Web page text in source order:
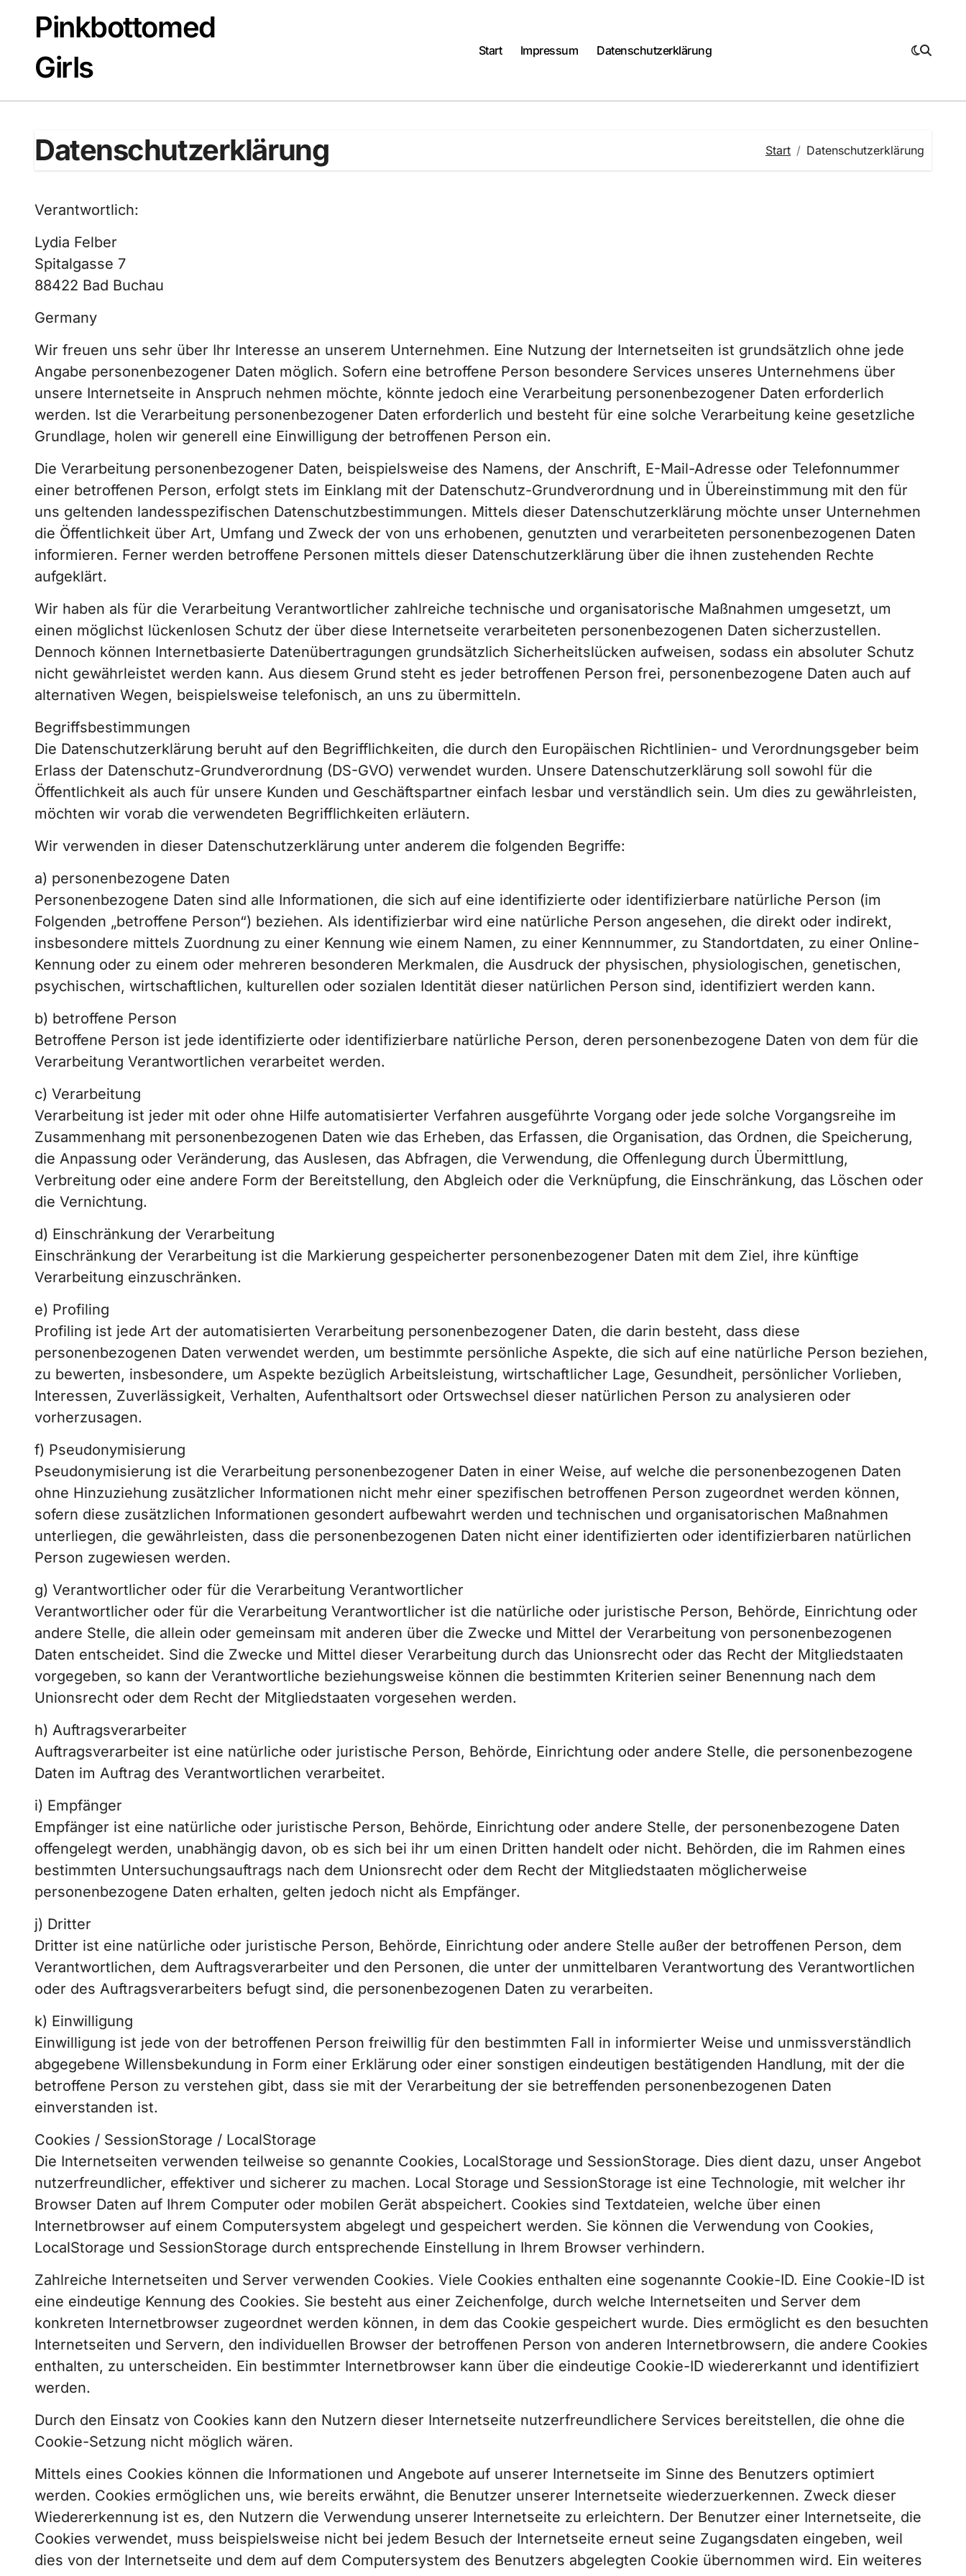
springenPinkbottomed
Girls
Start Impressum Datenschutzerklärung
Datenschutzerklärung Start Datenschutzerklärung
Verantwortlich:
Lydia Felber
Spitalgasse 7
88422 Bad Buchau
Germany
Wir freuen uns sehr über Ihr Interesse an unserem Unternehmen. Eine Nutzung der Internetseiten ist grundsätzlich ohne jede
Angabe personenbezogener Daten möglich. Sofern eine betroffene Person besondere Services unseres Unternehmens über
unsere Internetseite in Anspruch nehmen möchte, könnte jedoch eine Verarbeitung personenbezogener Daten erforderlich
werden. Ist die Verarbeitung personenbezogener Daten erforderlich und besteht für eine solche Verarbeitung keine gesetzliche
Grundlage, holen wir generell eine Einwilligung der betroffenen Person ein.
Die Verarbeitung personenbezogener Daten, beispielsweise des Namens, der Anschrift, E-Mail-Adresse oder Telefonnummer
einer betroffenen Person, erfolgt stets im Einklang mit der Datenschutz-Grundverordnung und in Übereinstimmung mit den für
uns geltenden landesspezifischen Datenschutzbestimmungen. Mittels dieser Datenschutzerklärung möchte unser Unternehmen
die Öffentlichkeit über Art, Umfang und Zweck der von uns erhobenen, genutzten und verarbeiteten personenbezogenen Daten
informieren. Ferner werden betroffene Personen mittels dieser Datenschutzerklärung über die ihnen zustehenden Rechte
aufgeklärt.
Wir haben als für die Verarbeitung Verantwortlicher zahlreiche technische und organisatorische Maßnahmen umgesetzt, um
einen möglichst lückenlosen Schutz der über diese Internetseite verarbeiteten personenbezogenen Daten sicherzustellen.
Dennoch können Internetbasierte Datenübertragungen grundsätzlich Sicherheitslücken aufweisen, sodass ein absoluter Schutz
nicht gewährleistet werden kann. Aus diesem Grund steht es jeder betroffenen Person frei, personenbezogene Daten auch auf
alternativen Wegen, beispielsweise telefonisch, an uns zu übermitteln.
Begriffsbestimmungen
Die Datenschutzerklärung beruht auf den Begrifflichkeiten, die durch den Europäischen Richtlinien- und Verordnungsgeber beim
Erlass der Datenschutz-Grundverordnung (DS-GVO) verwendet wurden. Unsere Datenschutzerklärung soll sowohl für die
Öffentlichkeit als auch für unsere Kunden und Geschäftspartner einfach lesbar und verständlich sein. Um dies zu gewährleisten,
möchten wir vorab die verwendeten Begrifflichkeiten erläutern.
Wir verwenden in dieser Datenschutzerklärung unter anderem die folgenden Begriffe:
a) personenbezogene Daten
Personenbezogene Daten sind alle Informationen, die sich auf eine identifizierte oder identifizierbare natürliche Person (im
Folgenden „betroffene Person“) beziehen. Als identifizierbar wird eine natürliche Person angesehen, die direkt oder indirekt,
insbesondere mittels Zuordnung zu einer Kennung wie einem Namen, zu einer Kennnummer, zu Standortdaten, zu einer Online-
Kennung oder zu einem oder mehreren besonderen Merkmalen, die Ausdruck der physischen, physiologischen, genetischen,
psychischen, wirtschaftlichen, kulturellen oder sozialen Identität dieser natürlichen Person sind, identifiziert werden kann.
b) betroffene Person
Betroffene Person ist jede identifizierte oder identifizierbare natürliche Person, deren personenbezogene Daten von dem für die
Verarbeitung Verantwortlichen verarbeitet werden.
c) Verarbeitung
Verarbeitung ist jeder mit oder ohne Hilfe automatisierter Verfahren ausgeführte Vorgang oder jede solche Vorgangsreihe im
Zusammenhang mit personenbezogenen Daten wie das Erheben, das Erfassen, die Organisation, das Ordnen, die Speicherung,
die Anpassung oder Veränderung, das Auslesen, das Abfragen, die Verwendung, die Offenlegung durch Übermittlung,
Verbreitung oder eine andere Form der Bereitstellung, den Abgleich oder die Verknüpfung, die Einschränkung, das Löschen oder
die Vernichtung.
d) Einschränkung der Verarbeitung
Einschränkung der Verarbeitung ist die Markierung gespeicherter personenbezogener Daten mit dem Ziel, ihre künftige
Verarbeitung einzuschränken.
e) Profiling
Profiling ist jede Art der automatisierten Verarbeitung personenbezogener Daten, die darin besteht, dass diese
personenbezogenen Daten verwendet werden, um bestimmte persönliche Aspekte, die sich auf eine natürliche Person beziehen,
zu bewerten, insbesondere, um Aspekte bezüglich Arbeitsleistung, wirtschaftlicher Lage, Gesundheit, persönlicher Vorlieben,
Interessen, Zuverlässigkeit, Verhalten, Aufenthaltsort oder Ortswechsel dieser natürlichen Person zu analysieren oder
vorherzusagen.
f) Pseudonymisierung
Pseudonymisierung ist die Verarbeitung personenbezogener Daten in einer Weise, auf welche die personenbezogenen Daten
ohne Hinzuziehung zusätzlicher Informationen nicht mehr einer spezifischen betroffenen Person zugeordnet werden können,
sofern diese zusätzlichen Informationen gesondert aufbewahrt werden und technischen und organisatorischen Maßnahmen
unterliegen, die gewährleisten, dass die personenbezogenen Daten nicht einer identifizierten oder identifizierbaren natürlichen
Person zugewiesen werden.
g) Verantwortlicher oder für die Verarbeitung Verantwortlicher
Verantwortlicher oder für die Verarbeitung Verantwortlicher ist die natürliche oder juristische Person, Behörde, Einrichtung oder
andere Stelle, die allein oder gemeinsam mit anderen über die Zwecke und Mittel der Verarbeitung von personenbezogenen
Daten entscheidet. Sind die Zwecke und Mittel dieser Verarbeitung durch das Unionsrecht oder das Recht der Mitgliedstaaten
vorgegeben, so kann der Verantwortliche beziehungsweise können die bestimmten Kriterien seiner Benennung nach dem
Unionsrecht oder dem Recht der Mitgliedstaaten vorgesehen werden.
h) Auftragsverarbeiter
Auftragsverarbeiter ist eine natürliche oder juristische Person, Behörde, Einrichtung oder andere Stelle, die personenbezogene
Daten im Auftrag des Verantwortlichen verarbeitet.
i) Empfänger
Empfänger ist eine natürliche oder juristische Person, Behörde, Einrichtung oder andere Stelle, der personenbezogene Daten
offengelegt werden, unabhängig davon, ob es sich bei ihr um einen Dritten handelt oder nicht. Behörden, die im Rahmen eines
bestimmten Untersuchungsauftrags nach dem Unionsrecht oder dem Recht der Mitgliedstaaten möglicherweise
personenbezogene Daten erhalten, gelten jedoch nicht als Empfänger.
j) Dritter
Dritter ist eine natürliche oder juristische Person, Behörde, Einrichtung oder andere Stelle außer der betroffenen Person, dem
Verantwortlichen, dem Auftragsverarbeiter und den Personen, die unter der unmittelbaren Verantwortung des Verantwortlichen
oder des Auftragsverarbeiters befugt sind, die personenbezogenen Daten zu verarbeiten.
k) Einwilligung
Einwilligung ist jede von der betroffenen Person freiwillig für den bestimmten Fall in informierter Weise und unmissverständlich
abgegebene Willensbekundung in Form einer Erklärung oder einer sonstigen eindeutigen bestätigenden Handlung, mit der die
betroffene Person zu verstehen gibt, dass sie mit der Verarbeitung der sie betreffenden personenbezogenen Daten
einverstanden ist.
Cookies / SessionStorage / LocalStorage
Die Internetseiten verwenden teilweise so genannte Cookies, LocalStorage und SessionStorage. Dies dient dazu, unser Angebot
nutzerfreundlicher, effektiver und sicherer zu machen. Local Storage und SessionStorage ist eine Technologie, mit welcher ihr
Browser Daten auf Ihrem Computer oder mobilen Gerät abspeichert. Cookies sind Textdateien, welche über einen
Internetbrowser auf einem Computersystem abgelegt und gespeichert werden. Sie können die Verwendung von Cookies,
LocalStorage und SessionStorage durch entsprechende Einstellung in Ihrem Browser verhindern.
Zahlreiche Internetseiten und Server verwenden Cookies. Viele Cookies enthalten eine sogenannte Cookie-ID. Eine Cookie-ID ist
eine eindeutige Kennung des Cookies. Sie besteht aus einer Zeichenfolge, durch welche Internetseiten und Server dem
konkreten Internetbrowser zugeordnet werden können, in dem das Cookie gespeichert wurde. Dies ermöglicht es den besuchten
Internetseiten und Servern, den individuellen Browser der betroffenen Person von anderen Internetbrowsern, die andere Cookies
enthalten, zu unterscheiden. Ein bestimmter Internetbrowser kann über die eindeutige Cookie-ID wiedererkannt und identifiziert
werden.
Durch den Einsatz von Cookies kann den Nutzern dieser Internetseite nutzerfreundlichere Services bereitstellen, die ohne die
Cookie-Setzung nicht möglich wären.
Mittels eines Cookies können die Informationen und Angebote auf unserer Internetseite im Sinne des Benutzers optimiert
werden. Cookies ermöglichen uns, wie bereits erwähnt, die Benutzer unserer Internetseite wiederzuerkennen. Zweck dieser
Wiedererkennung ist es, den Nutzern die Verwendung unserer Internetseite zu erleichtern. Der Benutzer einer Internetseite, die
Cookies verwendet, muss beispielsweise nicht bei jedem Besuch der Internetseite erneut seine Zugangsdaten eingeben, weil
dies von der Internetseite und dem auf dem Computersystem des Benutzers abgelegten Cookie übernommen wird. Ein weiteres